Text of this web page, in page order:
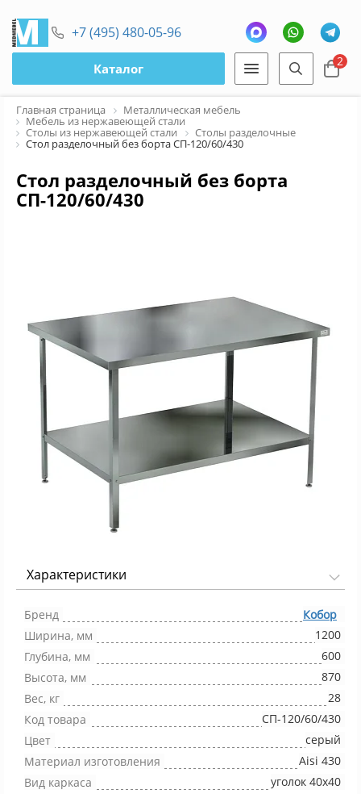
+7 (495) 480-05-96
Каталог 2
Главная страница Металлическая мебель
Мебель из нержавеющей стали
Столы из нержавеющей стали Столы разделочные
Стол разделочный без борта СП-120/60/430
Стол разделочный без борта
СП-120/60/430
Характеристики
Бренд
Кобор
Ширина, мм
1200
Глубина, мм
600
Высота, мм
870
Вес, кг
28
Код товара
СП-120/60/430
Цвет
серый
Материал изготовления
Aisi 430
Вид каркаса
уголок 40х40